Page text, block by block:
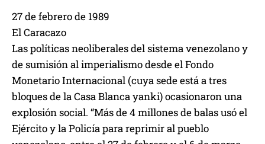
27 de febrero de 1989
El Caracazo
Las políticas neoliberales del sistema venezolano y
de sumisión al imperialismo desde el Fondo
Monetario Internacional (cuya sede está a tres
bloques de la Casa Blanca yanki) ocasionaron una
explosión social. “Más de 4 millones de balas usó el
Ejército y la Policía para reprimir al pueblo